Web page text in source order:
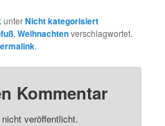
unterNicht kategorisiert
,Weihnachtenverschlagwortet.
.
Kommentar
veröffentlicht.